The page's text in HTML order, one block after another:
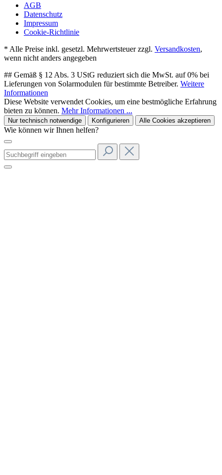
AGB
Datenschutz
Impressum
Cookie-Richtlinie
* Alle Preise inkl. gesetzl. Mehrwertsteuer zzgl. Versandkosten,
wenn nicht anders angegeben
## Gemäß § 12 Abs. 3 UStG reduziert sich die MwSt. auf 0% bei
Lieferungen von Solarmodulen für bestimmte Betreiber. Weitere
Informationen
Diese Website verwendet Cookies, um eine bestmögliche Erfahrung
bieten zu können. Mehr Informationen ...
Nur technisch notwendige Konfigurieren Alle Cookies akzeptieren
Wie können wir Ihnen helfen?